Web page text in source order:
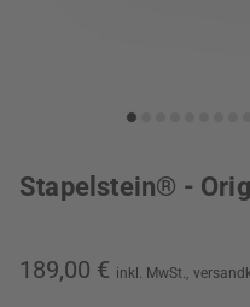
Stapelstein® -
189,00 € inkl. MwSt.,